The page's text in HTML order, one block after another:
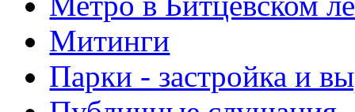
Митинги
Парки - застройка и